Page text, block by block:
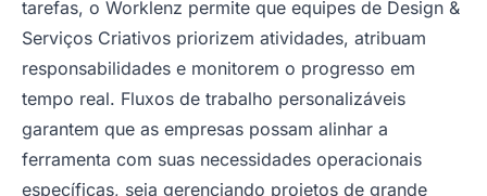
tarefas, o Worklenz permite que equipes de Design &
Serviços Criativos priorizem atividades, atribuam
responsabilidades e monitorem o progresso em
tempo real. Fluxos de trabalho personalizáveis
garantem que as empresas possam alinhar a
ferramenta com suas necessidades operacionais
específicas, seja gerenciando projetos de grande